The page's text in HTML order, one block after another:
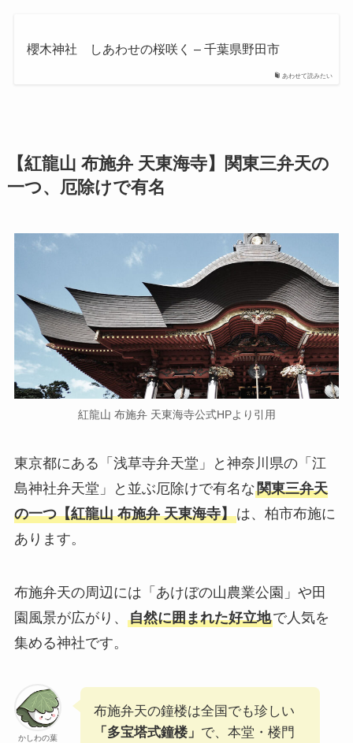
あわせて読みたい
櫻木神社 しあわせの桜咲く – 千葉県野田市
【紅龍山 布施弁 天東海寺】関東三弁天の
一つ、厄除けで有名
紅龍山 布施弁 天東海寺公式HPより引用
東京都にある「浅草寺弁天堂」と神奈川県の「江
島神社弁天堂」と並ぶ厄除けで有名な関東三弁天
の一つ【紅龍山 布施弁 天東海寺】は、柏市布施に
あります。
布施弁天の周辺には「あけぼの山農業公園」や田
園風景が広がり、 自然に囲まれた好立地で人気を
集める神社です。
かしわの葉
布施弁天の鐘楼は全国でも珍しい
「多宝塔式鐘楼」 で、本堂・楼門